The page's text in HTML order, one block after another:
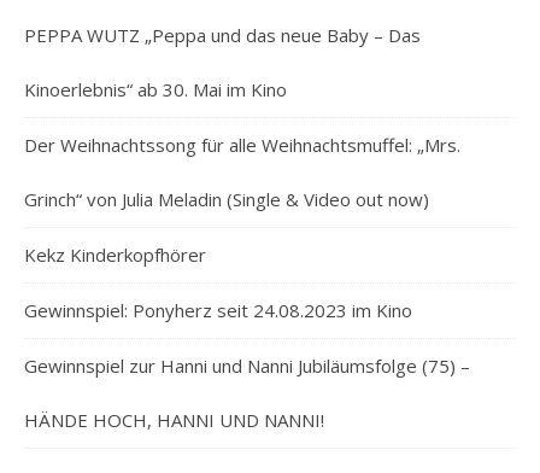
PEPPA WUTZ „Peppa und das neue Baby – Das
Kinoerlebnis“ ab 30. Mai im Kino
Der Weihnachtssong für alle Weihnachtsmuffel: „Mrs.
Grinch“ von Julia Meladin (Single & Video out now)
Kekz Kinderkopfhörer
Gewinnspiel: Ponyherz seit 24.08.2023 im Kino
Gewinnspiel zur Hanni und Nanni Jubiläumsfolge (75) –
HÄNDE HOCH, HANNI UND NANNI!